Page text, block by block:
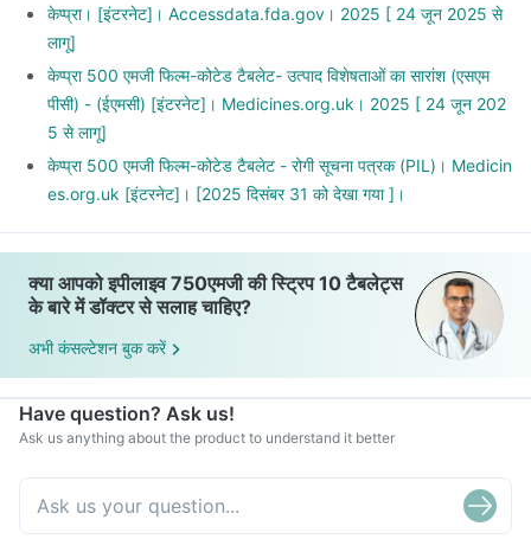
केप्प्रा। [इंटरनेट]। Accessdata.fda.gov। 2025 [ 24 जून 2025 से
लागू]
केप्प्रा 500 एमजी फिल्म-कोटेड टैबलेट- उत्पाद विशेषताओं का सारांश (एसएम
पीसी) - (ईएमसी) [इंटरनेट]। Medicines.org.uk। 2025 [ 24 जून 202
5 से लागू]
केप्प्रा 500 एमजी फिल्म-कोटेड टैबलेट - रोगी सूचना पत्रक (PIL)। Medicin
es.org.uk [इंटरनेट]। [2025 दिसंबर 31 को देखा गया ]।
क्या आपको इपीलाइव 750एमजी की स्ट्रिप 10 टैबलेट्स
के बारे में डॉक्टर से सलाह चाहिए?
अभी कंसल्टेशन बुक करें
Have question? Ask us!
Ask us anything about the product to understand it better